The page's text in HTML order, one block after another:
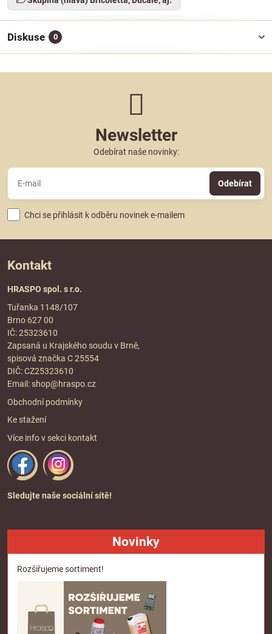
Diskuse 0
Newsletter
Odebírat naše novinky:
Odebírat
Chci se přihlásit k odběru novinek e-mailem
Kontakt
HRASPO spol. s r.o.
Tuřanka 1148/107
Brno 627 00
IČ: 25323610
Zapsaná u Krajského soudu v Brně,
spisová značka C 25554
DIČ: CZ25323610
Email: shop@hraspo.cz
Obchodní podmínky
Ke stažení
Více info v sekci kontakt
Sledujte naše sociální sítě!
Novinky
Rozšiřujeme sortiment!